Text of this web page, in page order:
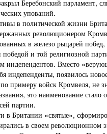
Беребонский парламент,
упований.
в политической жизни
революционером
в железо рыцарей побед,
и той религиозной
индепендентов. Вместо
индепенденты, появилось
примеру войск Кромвеля, не
это наименование стало
партии.
в Британии «святые»,
в своем революционном